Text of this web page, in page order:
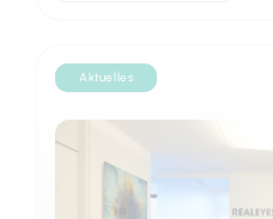
Aktuelles